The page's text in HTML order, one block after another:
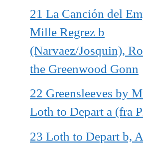
21 La Canción del
Mille Regrez b
(Narvaez/Josquin),
the Greenwood Gonn
22 Greensleeves by
Loth to Depart a (fra
23 Loth to Depart b,